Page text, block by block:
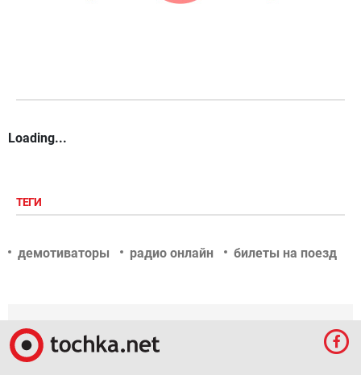
Loading...
ТЕГИ
демотиваторы радио онлайн билеты на поезд